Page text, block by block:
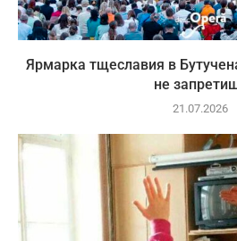
Ярмарка тщеславия в
не
21.07.2026